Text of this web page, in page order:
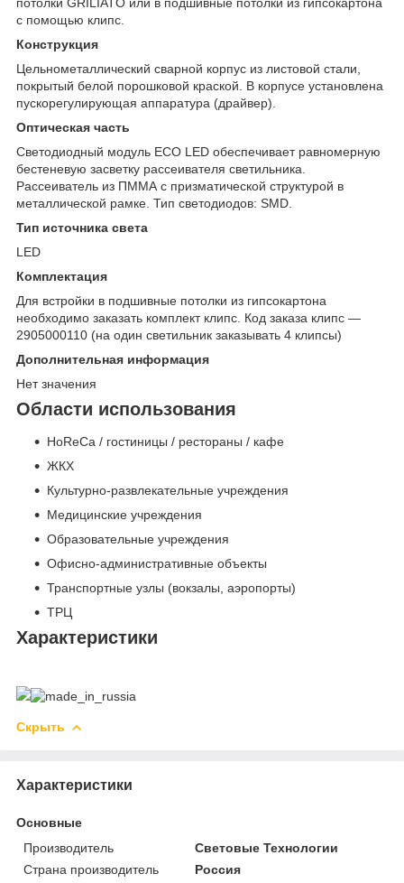
потолки GRILIATO или в подшивные потолки из гипсокартона
с помощью клипс.
Конструкция
Цельнометаллический сварной корпус из листовой стали,
покрытый белой порошковой краской. В корпусе установлена
пускорегулирующая аппаратура (драйвер).
Оптическая часть
Светодиодный модуль ECO LED обеспечивает равномерную
бестеневую засветку рассеивателя светильника.
Рассеиватель из ПММА с призматической структурой в
металлической рамке. Тип светодиодов: SMD.
Тип источника света
LED
Комплектация
Для встройки в подшивные потолки из гипсокартона
необходимо заказать комплект клипс. Код заказа клипс —
2905000110 (на один светильник заказывать 4 клипсы)
Дополнительная информация
Нет значения
Области использования
HoReCa / гостиницы / рестораны / кафе
ЖКХ
Культурно-развлекательные учреждения
Медицинские учреждения
Образовательные учреждения
Офисно-административные объекты
Транспортные узлы (вокзалы, аэропорты)
ТРЦ
Характеристики
Скрыть
Характеристики
Основные
Производитель
Световые Технологии
Страна производитель
Россия